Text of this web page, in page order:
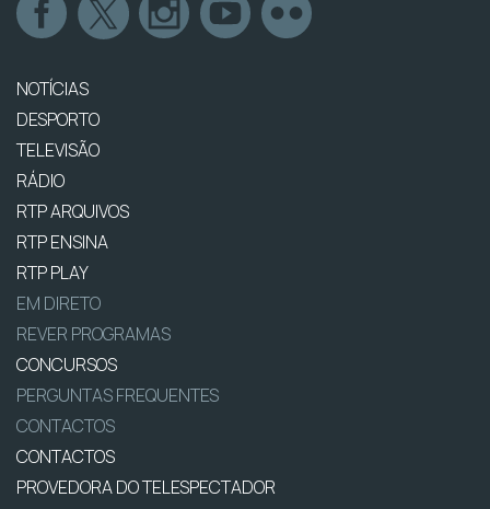
NOTÍCIAS
DESPORTO
TELEVISÃO
RÁDIO
RTP ARQUIVOS
RTP ENSINA
RTP PLAY
EM DIRETO
REVER PROGRAMAS
CONCURSOS
PERGUNTAS FREQUENTES
CONTACTOS
CONTACTOS
PROVEDORA DO TELESPECTADOR